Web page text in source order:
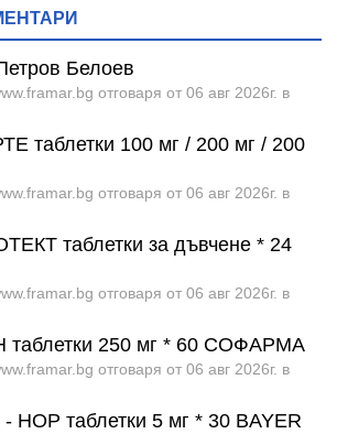
Белоев
отговаря от 06 авг 2026г. в
таблетки 100 мг / 200 мг / 200
отговаря от 06 авг 2026г. в
таблетки за дъвчене * 24
отговаря от 06 авг 2026г. в
250 мг * 60 СОФАРМА
отговаря от 06 авг 2026г. в
таблетки 5 мг * 30 BAYER